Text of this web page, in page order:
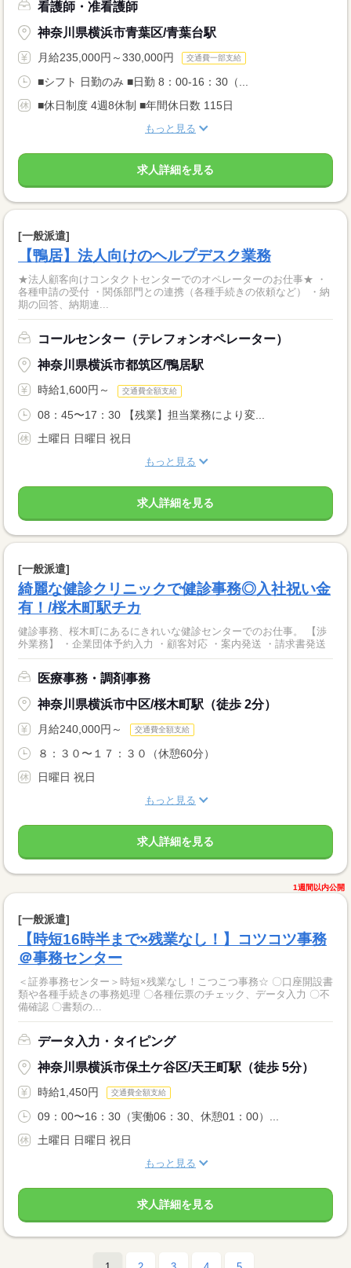
看護師・准看護師
神奈川県横浜市青葉区/青葉台駅
月給235,000円～330,000円 交通費一部支給
■シフト 日勤のみ ■日勤 8：00-16：30（...
■休日制度 4週8休制 ■年間休日数 115日
もっと見る
求人詳細を見る
[一般派遣]
【鴨居】法人向けのヘルプデスク業務
★法人顧客向けコンタクトセンターでのオペレーターのお仕事★ ・
各種申請の受付 ・関係部門との連携（各種手続きの依頼など） ・納
期の回答、納期連...
コールセンター（テレフォンオペレーター）
神奈川県横浜市都筑区/鴨居駅
時給1,600円～ 交通費全額支給
08：45〜17：30 【残業】担当業務により変...
土曜日 日曜日 祝日
もっと見る
求人詳細を見る
[一般派遣]
綺麗な健診クリニックで健診事務◎入社祝い金
有！/桜木町駅チカ
健診事務、桜木町にあるにきれいな健診センターでのお仕事。 【渉
外業務】 ・企業団体予約入力 ・顧客対応 ・案内発送 ・請求書発送
医療事務・調剤事務
神奈川県横浜市中区/桜木町駅（徒歩 2分）
月給240,000円～ 交通費全額支給
８：３０〜１７：３０（休憩60分）
日曜日 祝日
もっと見る
求人詳細を見る
1週間以内公開
[一般派遣]
【時短16時半まで×残業なし！】コツコツ事務
＠事務センター
＜証券事務センター＞時短×残業なし！こつこつ事務☆ 〇口座開設書
類や各種手続きの事務処理 〇各種伝票のチェック、データ入力 〇不
備確認 〇書類の...
データ入力・タイピング
神奈川県横浜市保土ケ谷区/天王町駅（徒歩 5分）
時給1,450円 交通費全額支給
09：00〜16：30（実働06：30、休憩01：00）...
土曜日 日曜日 祝日
もっと見る
求人詳細を見る